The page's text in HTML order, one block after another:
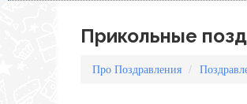
Прикольные
Про Поздравления